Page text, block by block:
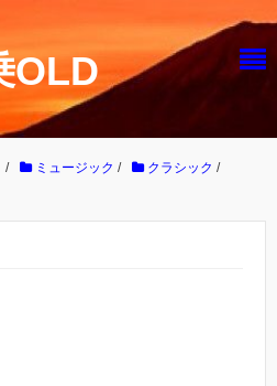
OLD
/ ミュージック / クラシック /